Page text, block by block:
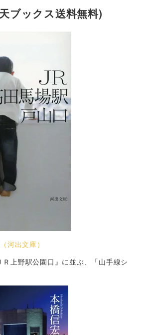
ブックス送料無料)
河出文庫）
上野駅公園口』に並ぶ、「山手線シ